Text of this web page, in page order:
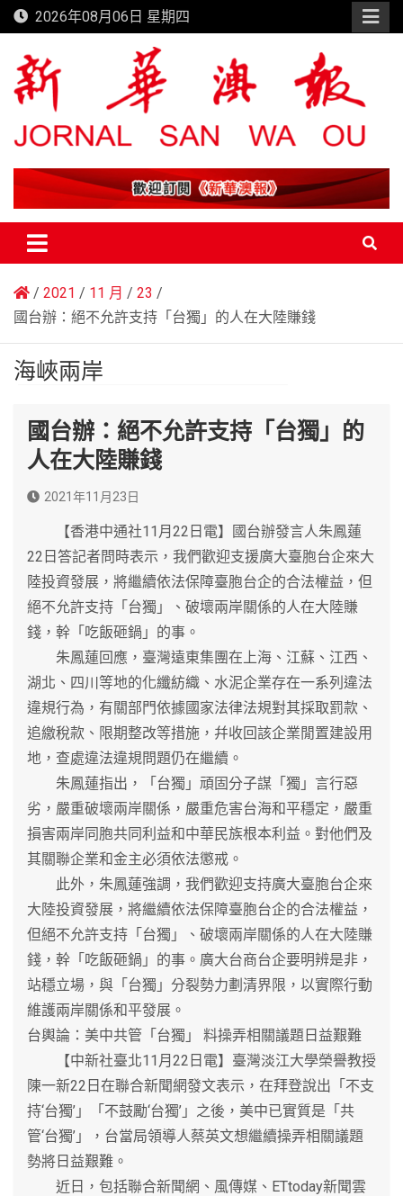
Skip
to
content
2026年08月06日 星期四
新華澳報
2021 11 月
23
國台辦：絕不允許支持「台獨」的人在大陸賺錢
海峽兩岸
國台辦：絕不允許支持「台獨」的
人在大陸賺錢
2021年11月23日
【香港中通社11月22日電】國台辦發言人朱鳳蓮
22日答記者問時表示，我們歡迎支援廣大臺胞台企來大
陸投資發展，將繼續依法保障臺胞台企的合法權益，但
絕不允許支持「台獨」、破壞兩岸關係的人在大陸賺
錢，幹「吃飯砸鍋」的事。
朱鳳蓮回應，臺灣遠東集團在上海、江蘇、江西、
湖北、四川等地的化纖紡織、水泥企業存在一系列違法
違規行為，有關部門依據國家法律法規對其採取罰款、
追繳稅款、限期整改等措施，幷收回該企業閒置建設用
地，查處違法違規問題仍在繼續。
朱鳳蓮指出，「台獨」頑固分子謀「獨」言行惡
劣，嚴重破壞兩岸關係，嚴重危害台海和平穩定，嚴重
損害兩岸同胞共同利益和中華民族根本利益。對他們及
其關聯企業和金主必須依法懲戒。
此外，朱鳳蓮強調，我們歡迎支持廣大臺胞台企來
大陸投資發展，將繼續依法保障臺胞台企的合法權益，
但絕不允許支持「台獨」、破壞兩岸關係的人在大陸賺
錢，幹「吃飯砸鍋」的事。廣大台商台企要明辨是非，
站穩立場，與「台獨」分裂勢力劃清界限，以實際行動
維護兩岸關係和平發展。
台輿論：美中共管「台獨」 料操弄相關議題日益艱難
【中新社臺北11月22日電】臺灣淡江大學榮譽教授
陳一新22日在聯合新聞網發文表示，在拜登說出「不支
持‘台獨’」「不鼓勵‘台獨’」之後，美中已實質是「共
管‘台獨’」，台當局領導人蔡英文想繼續操弄相關議題
勢將日益艱難。
近日，包括聯合新聞網、風傳媒、ETtoday新聞雲